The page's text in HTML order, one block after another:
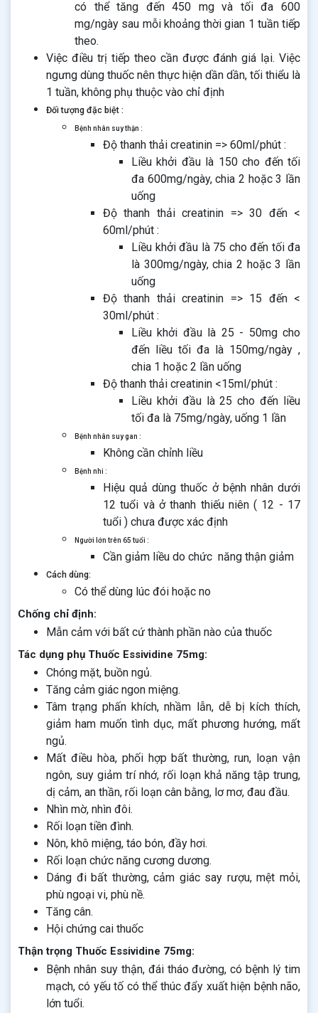
có thể tăng đến 450 mg và tối đa 600
mg/ngày sau mỗi khoảng thời gian 1 tuần tiếp
theo.
Việc điều trị tiếp theo cần được đánh giá lại. Việc
ngưng dùng thuốc nên thực hiện dần dần, tối thiểu là
1 tuần, không phụ thuộc vào chỉ định
Đối tượng đặc biệt :
Bệnh nhân suy thận :
Độ thanh thải creatinin => 60ml/phút :
Liều khởi đầu là 150 cho đến tối
đa 600mg/ngày, chia 2 hoặc 3 lần
uống
Độ thanh thải creatinin => 30 đến <
60ml/phút :
Liều khởi đầu là 75 cho đến tối đa
là 300mg/ngày, chia 2 hoặc 3 lần
uống
Độ thanh thải creatinin => 15 đến <
30ml/phút :
Liều khởi đầu là 25 - 50mg cho
đến liều tối đa là 150mg/ngày ,
chia 1 hoặc 2 lần uống
Độ thanh thải creatinin <15ml/phút :
Liều khởi đầu là 25 cho đến liều
tối đa là 75mg/ngày, uống 1 lần
Bệnh nhân suy gan :
Không cần chỉnh liều
Bệnh nhi :
Hiệu quả dùng thuốc ở bệnh nhân dưới
12 tuổi và ở thanh thiếu niên ( 12 - 17
tuổi ) chưa được xác định
Người lớn trên 65 tuổi :
Cần giảm liều do chức năng thận giảm
Cách dùng:
Có thể dùng lúc đói hoặc no
Chống chỉ định:
Mẫn cảm với bất cứ thành phần nào của thuốc
Tác dụng phụ Thuốc Essividine 75mg:
Chóng mặt, buồn ngủ.
Tăng cảm giác ngon miệng.
Tâm trạng phấn khích, nhầm lẫn, dễ bị kích thích,
giảm ham muốn tình dục, mất phương hướng, mất
ngủ.
Mất điều hòa, phối hợp bất thường, run, loạn vận
ngôn, suy giảm trí nhớ, rối loạn khả năng tập trung,
dị cảm, an thần, rối loạn cân bằng, lơ mơ, đau đầu.
Nhìn mờ, nhìn đôi.
Rối loạn tiền đình.
Nôn, khô miệng, táo bón, đầy hơi.
Rối loạn chức năng cương dương.
Dáng đi bất thường, cảm giác say rượu, mệt mỏi,
phù ngoại vi, phù nề.
Tăng cân.
Hội chứng cai thuốc
Thận trọng Thuốc Essividine 75mg:
Bệnh nhân suy thận, đái tháo đường, có bệnh lý tim
mạch, có yếu tố có thể thúc đẩy xuất hiện bệnh não,
lớn tuổi.